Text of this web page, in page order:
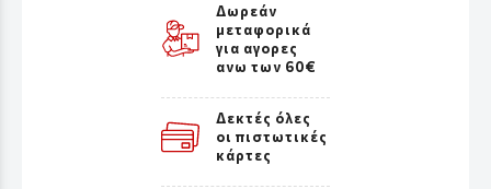
Δωρεάν
μεταφορικά
για αγορες
ανω των 60€
Δεκτές όλες
οι πιστωτικές
κάρτες